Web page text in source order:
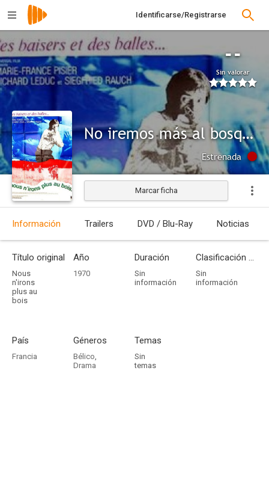
Identificarse/Registrarse
--
Sin valorar
No iremos más al bosque
Estrenada
Marcar ficha
Información Trailers DVD / Blu-Ray Noticias
Título original
Nous
n'irons
plus au
bois
Año
1970
Duración
Sin
información
Clasificación por edades
Sin
información
País
Francia
Géneros
Bélico,
Drama
Temas
Sin
temas